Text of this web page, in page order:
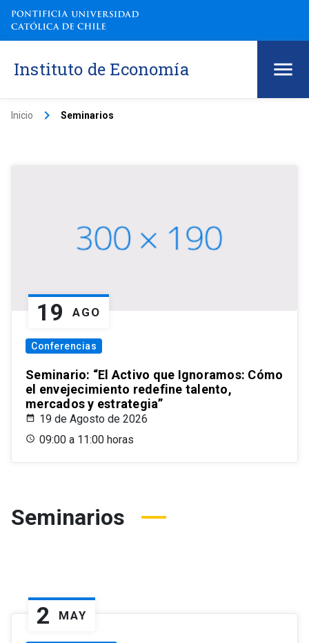
Instituto de Economía
Inicio keyboard_arrow_right Seminarios
19 AGO
Conferencias
Seminario: “El Activo que Ignoramos: Cómo
el envejecimiento redefine talento,
mercados y estrategia”
19 de Agosto de 2026
09:00 a 11:00 horas
Seminarios
2 MAY